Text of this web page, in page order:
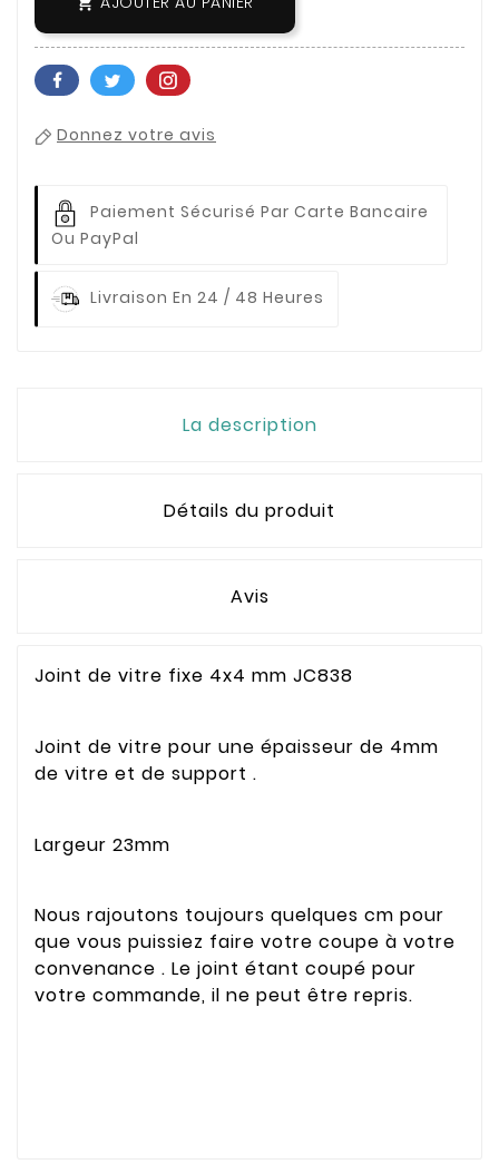
Donnez votre avis
Paiement Sécurisé Par Carte Bancaire
Ou PayPal
Livraison En 24 / 48 Heures
La description
Détails du produit
Avis
Joint de vitre fixe 4x4 mm JC838
Joint de vitre pour une épaisseur de 4mm
de vitre et de support .
Largeur 23mm
Nous rajoutons toujours quelques cm pour
que vous puissiez faire votre coupe à votre
convenance . Le joint étant coupé pour
votre commande, il ne peut être repris.